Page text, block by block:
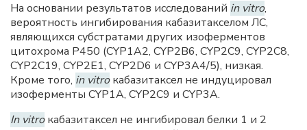
На основании результатов исследований in vitro,
вероятность ингибирования кабазитакселом ЛС,
являющихся субстратами других изоферментов
цитохрома P450 (CYP1A2, CYP2B6, CYP2C9, CYP2C8,
CYP2C19, CYP2E1, CYP2D6 и CYP3A4/5), низкая.
Кроме того, in vitroкабазитаксел не индуцировал
изоферменты CYP1A, CYP2C9 и CYP3A.
In vitroкабазитаксел не ингибировал белки 1 и 2